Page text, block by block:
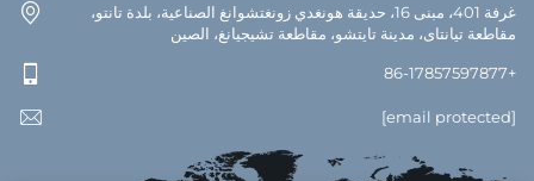
غرفة 401، مبنى 16، حديقة هونغدي زونغتشوانغ الصناعية، بلدة تانتو،
مقاطعة تيانتاى، مدينة تايتشو، مقاطعة تشيجيانغ، الصين
+86-17857597877
[email protected]